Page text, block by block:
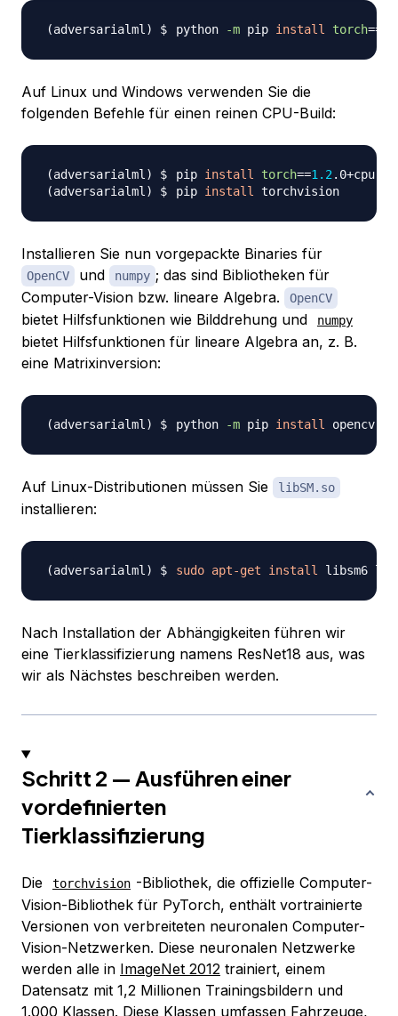
python -m pip install torch==
Auf Linux und Windows verwenden Sie die
folgenden Befehle für einen reinen CPU-Build:
pip install torch==1.2.0+cpu
pip install
Installieren Sie nun vorgepackte Binaries für
OpenCV und numpy ; das sind Bibliotheken für
Computer-Vision bzw. lineare Algebra.
OpenCV
bietet Hilfsfunktionen wie Bilddrehung und numpy
bietet Hilfsfunktionen für lineare Algebra an, z. B.
eine Matrixinversion:
python -m pip install opencv-
Auf Linux-Distributionen müssen Sie libSM.so
installieren:
sudo apt-get install
Nach Installation der Abhängigkeiten führen wir
eine Tierklassifizierung namens ResNet18 aus, was
wir als Nächstes beschreiben werden.
Schritt 2 — Ausführen einer
vordefinierten
Tierklassifizierung
Die torchvision -Bibliothek, die offizielle Computer-
Vision-Bibliothek für PyTorch, enthält vortrainierte
Versionen von verbreiteten neuronalen Computer-
Vision-Netzwerken. Diese neuronalen Netzwerke
werden alle in ImageNet 2012 trainiert, einem
Datensatz mit 1,2 Millionen Trainingsbildern und
1.000 Klassen. Diese Klassen umfassen Fahrzeuge,